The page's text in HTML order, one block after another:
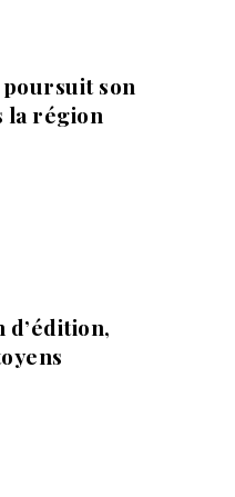
poursuit son
la région
d’édition,